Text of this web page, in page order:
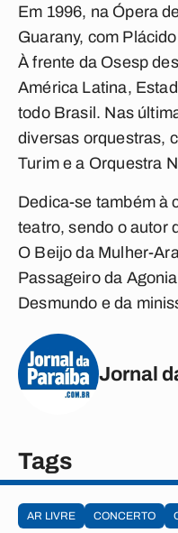
Em 1996, na Ópera
Guarany, com
À frente da Osesp
América Latina,
todo Brasil. Nas
diversas orquestras,
Turim e a Orquestra
Dedica-se também à
teatro, sendo o autor
O Beijo da Mulher-
Passageiro da
Desmundo e da
Jornal
Tags
AR LIVRE CONCERTO